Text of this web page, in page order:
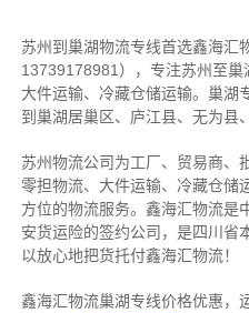
苏州到巢湖物流专线首选鑫海汇
13739178981），专注苏州至巢
大件运输、冷藏仓储运输。巢湖
到巢湖居巢区、庐江县、无为县
苏州物流公司为工厂、贸易商、
零担物流、大件运输、冷藏仓储
方位的物流服务。鑫海汇物流是
安货运险的签约公司，是四川省
以放心地把货托付鑫海汇物流！
鑫海汇物流巢湖专线价格优惠，